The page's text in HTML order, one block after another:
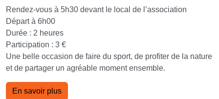
Rendez-vous à 5h30 devant le local de l’association
Départ à 6h00
Durée : 2 heures
Participation : 3 €
Une belle occasion de faire du sport, de profiter de la nature
et de partager un agréable moment ensemble.
En savoir plus